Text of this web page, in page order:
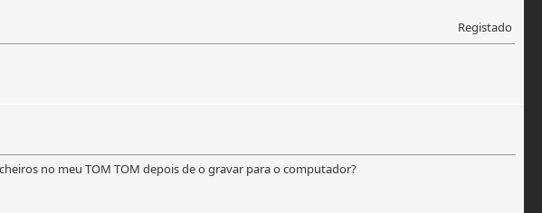
Registado
no meu TOM TOM depois de o gravar para o computador?